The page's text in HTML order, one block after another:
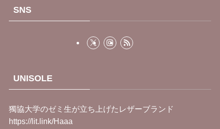
SNS
UNISOLE
獨協大学のゼミ生が立ち上げたレザーブランド
https://lit.link/Haaa